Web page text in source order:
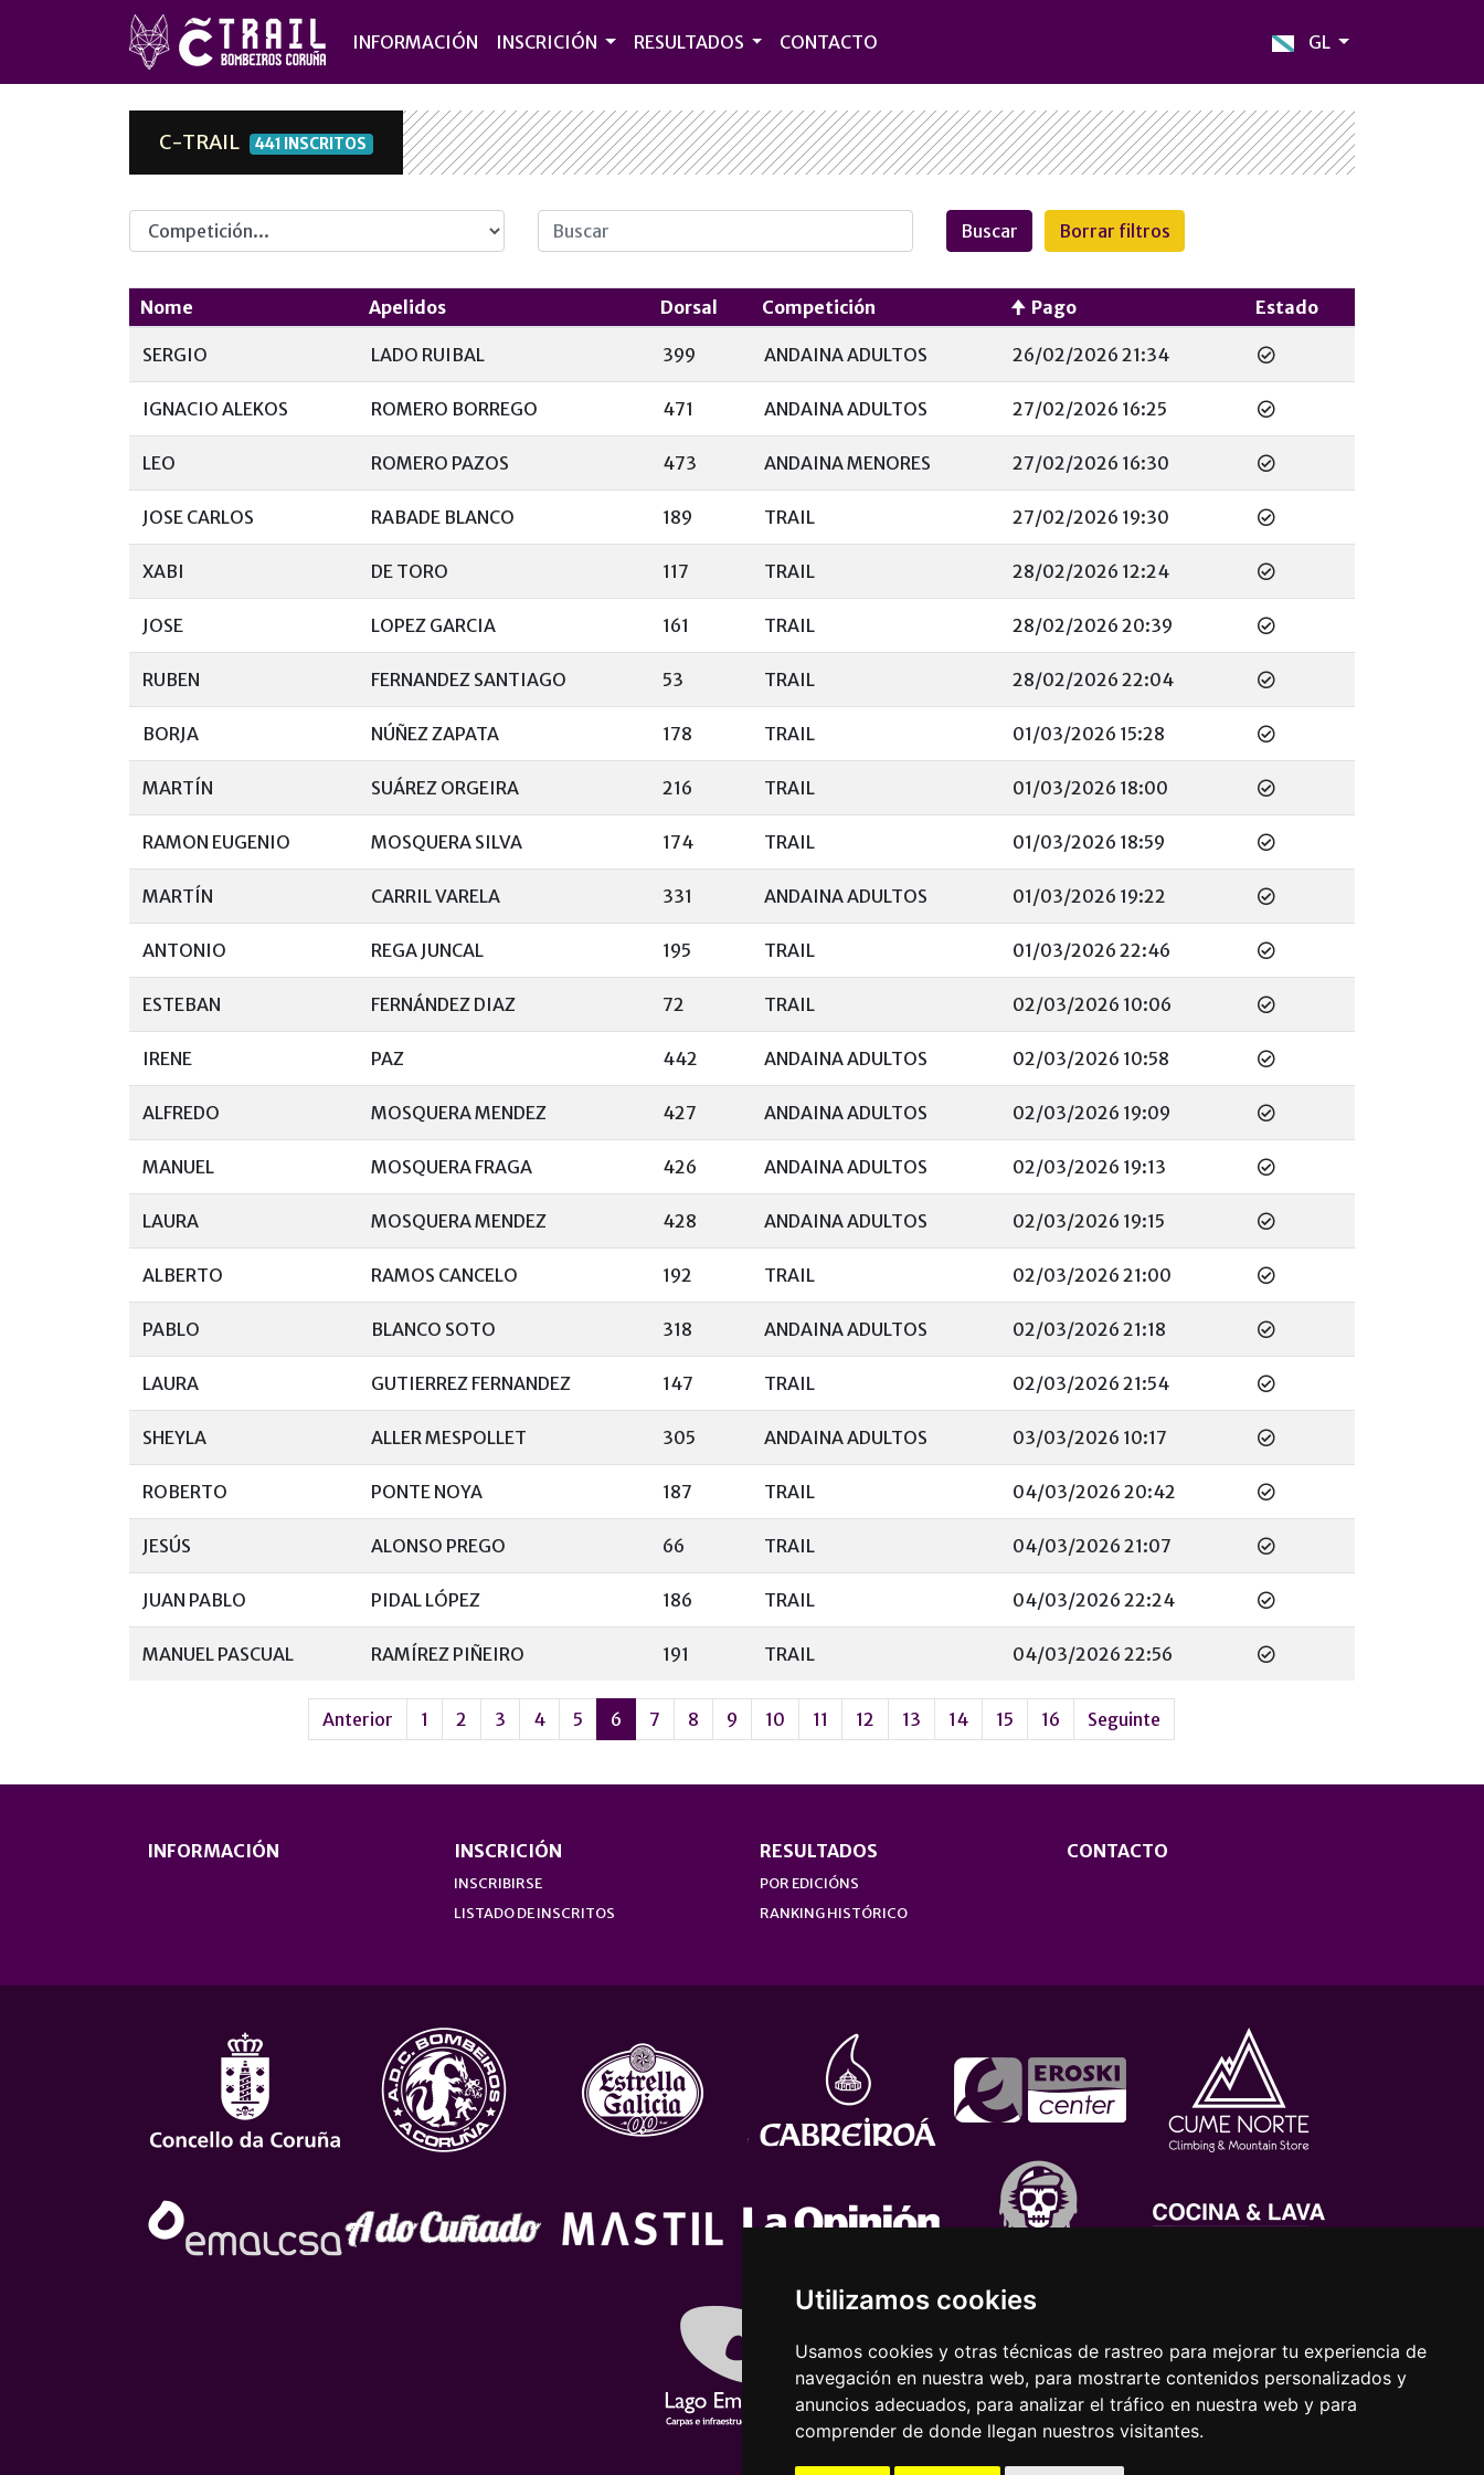
Utilizamos cookies
Usamos cookies y otras técnicas de rastreo para mejorar tu experiencia de
navegación en nuestra web, para mostrarte contenidos personalizados y
anuncios adecuados, para analizar el tráfico en nuestra web y para
comprender de donde llegan nuestros visitantes.
INFORMACIÓN INSCRICIÓN RESULTADOS CONTACTO GL
C-TRAIL 441 INSCRITOS
Competicion
Nome Apelidos Dorsal Competición Pago Estado
SERGIO LADO RUIBAL 399 ANDAINA ADULTOS 26/02/2026 21:34
IGNACIO ALEKOS ROMERO BORREGO 471 ANDAINA ADULTOS 27/02/2026 16:25
LEO ROMERO PAZOS 473 ANDAINA MENORES 27/02/2026 16:30
JOSE CARLOS RABADE BLANCO 189 TRAIL 27/02/2026 19:30
XABI DE TORO 117 TRAIL 28/02/2026 12:24
JOSE LOPEZ GARCIA 161 TRAIL 28/02/2026 20:39
RUBEN FERNANDEZ SANTIAGO 53 TRAIL 28/02/2026 22:04
BORJA NÚÑEZ ZAPATA 178 TRAIL 01/03/2026 15:28
MARTÍN SUÁREZ ORGEIRA 216 TRAIL 01/03/2026 18:00
RAMON EUGENIO MOSQUERA SILVA 174 TRAIL 01/03/2026 18:59
MARTÍN CARRIL VARELA 331 ANDAINA ADULTOS 01/03/2026 19:22
ANTONIO REGA JUNCAL 195 TRAIL 01/03/2026 22:46
ESTEBAN FERNÁNDEZ DIAZ 72 TRAIL 02/03/2026 10:06
IRENE PAZ 442 ANDAINA ADULTOS 02/03/2026 10:58
ALFREDO MOSQUERA MENDEZ 427 ANDAINA ADULTOS 02/03/2026 19:09
MANUEL MOSQUERA FRAGA 426 ANDAINA ADULTOS 02/03/2026 19:13
LAURA MOSQUERA MENDEZ 428 ANDAINA ADULTOS 02/03/2026 19:15
ALBERTO RAMOS CANCELO 192 TRAIL 02/03/2026 21:00
PABLO BLANCO SOTO 318 ANDAINA ADULTOS 02/03/2026 21:18
LAURA GUTIERREZ FERNANDEZ 147 TRAIL 02/03/2026 21:54
SHEYLA ALLER MESPOLLET 305 ANDAINA ADULTOS 03/03/2026 10:17
ROBERTO PONTE NOYA 187 TRAIL 04/03/2026 20:42
JESÚS ALONSO PREGO 66 TRAIL 04/03/2026 21:07
JUAN PABLO PIDAL LÓPEZ 186 TRAIL 04/03/2026 22:24
MANUEL PASCUAL RAMÍREZ PIÑEIRO 191 TRAIL 04/03/2026 22:56
Anterior 1 2 3 4 5 6 7 8 9 10 11 12 13 14 15 16 Seguinte
INFORMACIÓN INSCRICIÓN
INSCRIBIRSE
LISTADO DE INSCRITOS
RESULTADOS
POR EDICIÓNS
RANKING HISTÓRICO
CONTACTO